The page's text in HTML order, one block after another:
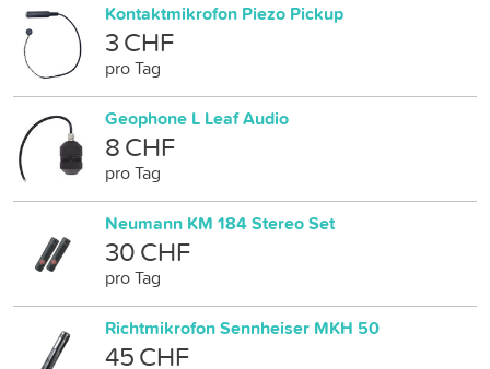
Kontaktmikrofon Piezo Pickup
3 CHF
pro Tag
Geophone L Leaf Audio
8 CHF
pro Tag
Neumann KM 184 Stereo Set
30 CHF
pro Tag
Richtmikrofon Sennheiser MKH 50
45 CHF